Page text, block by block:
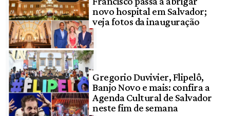
novo hospital em Salvador;
veja fotos da inauguração
Gregorio Duvivier, Flipelô,
Banjo Novo e mais: confira a
Agenda Cultural de Salvador
neste fim de semana